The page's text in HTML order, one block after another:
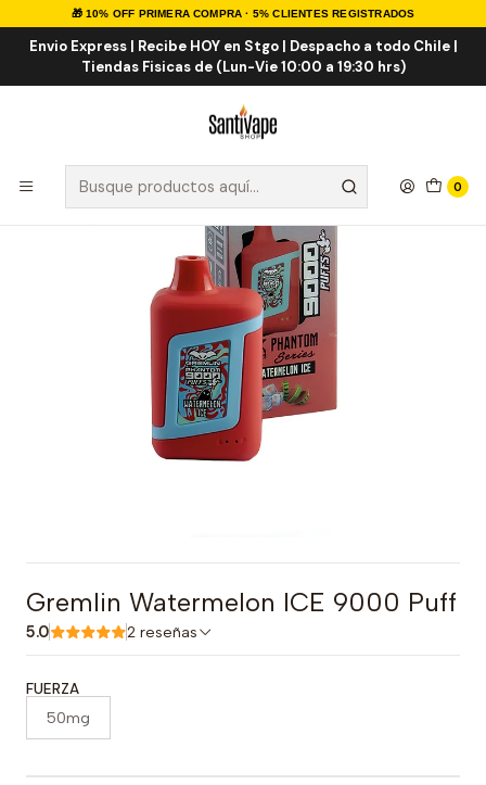
🎁 10% OFF PRIMERA COMPRA · 5% CLIENTES REGISTRADOS
Envio Express | Recibe HOY en Stgo | Despacho a todo Chile |
Tiendas Fisicas de (Lun-Vie 10:00 a 19:30 hrs)
0
Inicio VAPE DESECHABLES VAPE FRUTALES ICE
Gremlin Watermelon ICE 9000 Puff
Gremlin Watermelon ICE 9000 Puff
5.0 2 reseñas
FUERZA
50mg